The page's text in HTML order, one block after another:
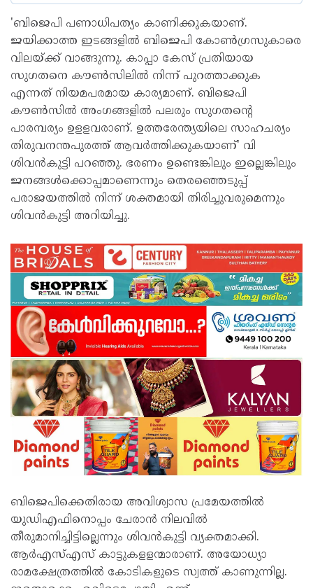
'ബിജെപി പണാധിപത്യം കാണിക്കുകയാണ്.
ജയിക്കാത്ത ഇടങ്ങളില്‍ ബിജെപി കോണ്‍ഗ്രസുകാരെ
വിലയ്ക്ക് വാങ്ങുന്നു. കാപ്പാ കേസ് പ്രതിയായ
സുഗതനെ കൗണ്‍സിലില്‍ നിന്ന് പുറത്താക്കുക
എന്നത് നിയമപരമായ കാര്യമാണ്. ബിജെപി
കൗണ്‍സില്‍ അംഗങ്ങളില്‍ പലരും സുഗതന്റെ
പാരമ്പര്യം ഉളളവരാണ്. ഉത്തരേന്ത്യയിലെ സാഹചര്യം
തിരുവനന്തപുരത്ത് ആവര്‍ത്തിക്കുകയാണ്' വി
ശിവന്‍കുട്ടി പറഞ്ഞു. ഭരണം ഉണ്ടെങ്കിലും ഇല്ലെങ്കിലും
ജനങ്ങള്‍ക്കൊപ്പമാണെന്നും തെരഞ്ഞെടുപ്പ്
പരാജയത്തില്‍ നിന്ന് ശക്തമായി തിരിച്ചുവരുമെന്നും
ശിവന്‍കുട്ടി അറിയിച്ചു.
ബിജെപിക്കെതിരായ അവിശ്വാസ പ്രമേയത്തില്‍
യുഡിഎഫിനൊപ്പം ചേരാന്‍ നിലവില്‍
തീരുമാനിച്ചിട്ടില്ലെന്നും ശിവന്‍കുട്ടി വ്യക്തമാക്കി.
ആര്‍എസ്എസ് കാട്ടുകളളന്മാരാണ്. അയോധ്യാ
രാമക്ഷേത്രത്തില്‍ കോടികളുടെ സ്വത്ത് കാണുന്നില്ല.